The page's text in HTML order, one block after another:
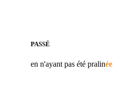
PASSÉ
en n'ayant pas été pralinée